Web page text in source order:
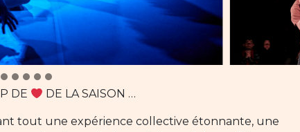
DE DE LA SAISON …
tout une expérience collective étonnante, une